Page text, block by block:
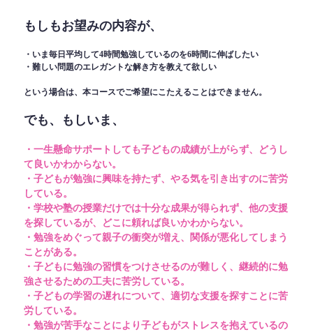
もしもお望みの内容が、
・いま毎日平均して4時間勉強しているのを6時間に伸ばしたい
・難しい問題のエレガントな解き方を教えて欲しい
という場合は、本コースでご希望にこたえることはできません。
でも、もしいま、
・一生懸命サポートしても子どもの成績が上がらず、どうし
て良いかわからない。
・子どもが勉強に興味を持たず、やる気を引き出すのに苦労
している。
・学校や塾の授業だけでは十分な成果が得られず、他の支援
を探しているが、どこに頼れば良いかわからない。
・勉強をめぐって親子の衝突が増え、関係が悪化してしまう
ことがある。
・子どもに勉強の習慣をつけさせるのが難しく、継続的に勉
強させるための工夫に苦労している。
・子どもの学習の遅れについて、適切な支援を探すことに苦
労している。
・勉強が苦手なことにより子どもがストレスを抱えているの